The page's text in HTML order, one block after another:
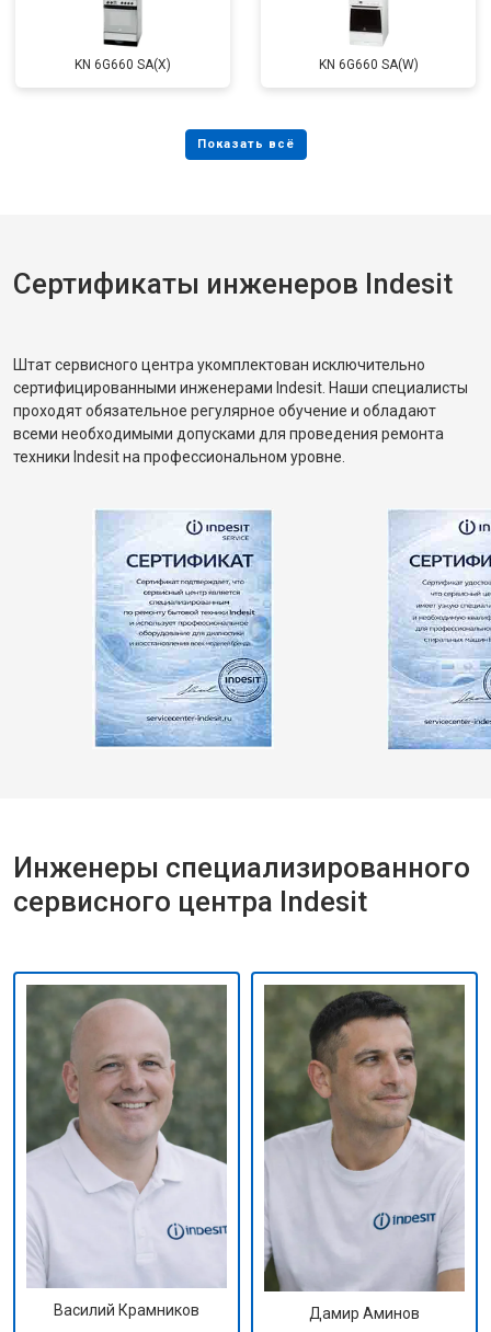
KN 6G660 SA(X) KN 6G660 SA(W)
Сертификаты инженеров Indesit
Штат сервисного центра укомплектован исключительно
сертифицированными инженерами Indesit. Наши специалисты
проходят обязательное регулярное обучение и обладают
всеми необходимыми допусками для проведения ремонта
техники Indesit на профессиональном уровне.
Инженеры специализированного
сервисного центра Indesit
Василий Крамников Дамир Аминов